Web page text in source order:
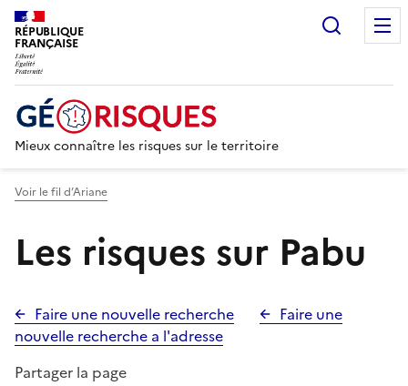
RÉPUBLIQUE
FRANÇAISE
Mieux connaître les risques sur le territoire
Voir le fil d’Ariane
Les risques sur Pabu
Faire une nouvelle recherche
Faire une
nouvelle recherche a l'adresse
Partager la page